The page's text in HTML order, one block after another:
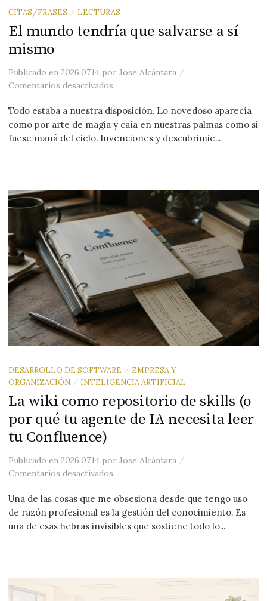
CITAS/FRASES / LECTURAS
El mundo tendría que salvarse a sí
mismo
Publicadoen2026.07.14 porJose Alcántara /
Comentarios desactivados
Todo estaba a nuestra disposición. Lo novedoso aparecía
como por arte de magia y caía en nuestras palmas como si
fuese maná del cielo. Invenciones y descubrimie...
DESARROLLO DE SOFTWARE / EMPRESA Y
ORGANIZACIÓN / INTELIGENCIA ARTIFICIAL
La wiki como repositorio de skills (o
por qué tu agente de IA necesita leer
tu Confluence)
Publicadoen2026.07.14 porJose Alcántara /
Comentarios desactivados
Una de las cosas que me obsesiona desde que tengo uso
de razón profesional es la gestión del conocimiento. Es
una de esas hebras invisibles que sostiene todo lo...